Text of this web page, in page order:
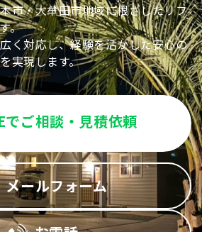
市・大牟田市地域に根ざしたリフ
。
く対応し、経験を活かした安心の
実現します。
でご相談・見積依頼
メールフォーム